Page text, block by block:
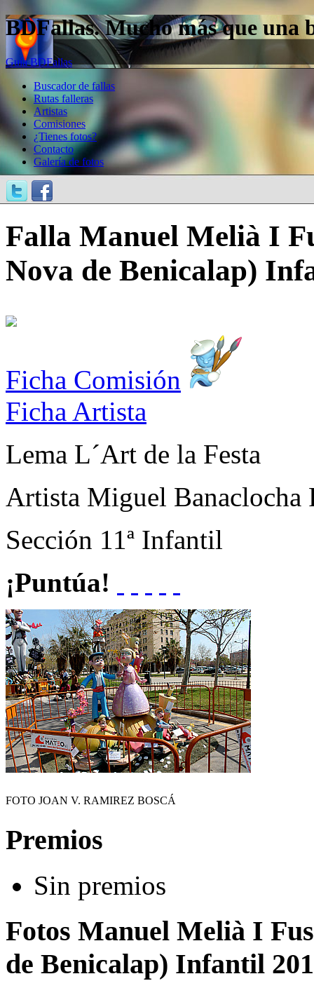
BDFallas. Mucho más que una
Guía BDFallas
Buscador de fallas
Rutas falleras
Artistas
Comisiones
¿Tienes fotos?
Contacto
Galería de fotos
Falla Manuel Melià I
Nova de Benicalap)
Ficha Comisión
Ficha Artista
Lema L´Art de la Festa
Artista Miguel Banaclocha
Sección 11ª Infantil
¡Puntúa!
FOTO JOAN V. RAMIREZ BOSCÁ
Premios
Sin premios
Fotos Manuel Melià I
de Benicalap) Infantil